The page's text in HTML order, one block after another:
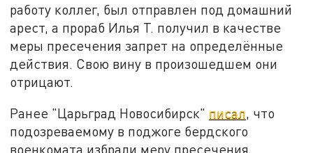
работу коллег, был отправлен под домашний
арест, а прораб Илья Т. получил в качестве
меры пресечения запрет на определённые
действия. Свою вину в произошедшем они
отрицают.
Ранее "Царьград Новосибирск" писал, что
подозреваемому в поджоге бердского
военкомата избрали меру пресечения.